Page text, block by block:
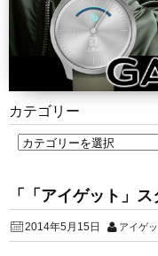
カテゴリー
「「アイゲット」
2014年5月15日 アイゲ